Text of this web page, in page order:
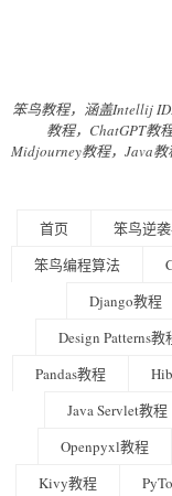
笨鸟教程，涵盖Intellij
教程，ChatGPT教
Midjourney教程，Java
首页 笨鸟逆
笨鸟编程算法
Django教程
Design Patterns教
Pandas教程
Java Servlet教程
Openpyxl教程
Kivy教程